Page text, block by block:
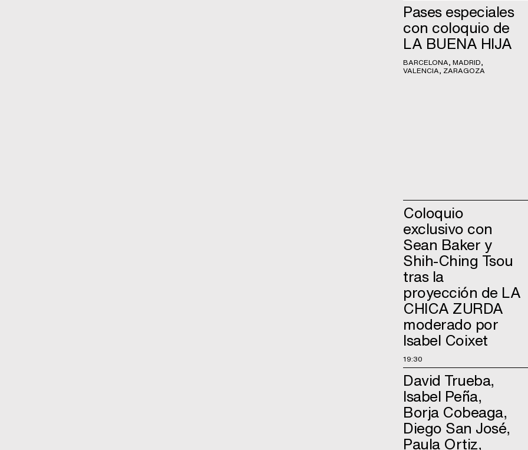
Pases especiales
con coloquio de
LA BUENA HIJA
BARCELONA, MADRID,
VALENCIA, ZARAGOZA
Coloquio
exclusivo con
Sean Baker y
Shih-Ching Tsou
tras la
proyección de LA
CHICA ZURDA
moderado por
Isabel Coixet
19:30
David Trueba,
Isabel Peña,
Borja Cobeaga,
Diego San José,
Paula Ortiz,